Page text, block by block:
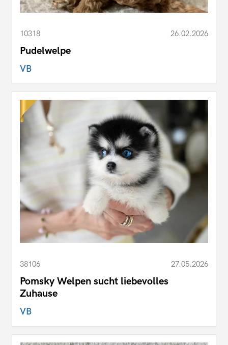
10318 26.02.2026
Pudelwelpe
VB
38106 27.05.2026
Pomsky Welpen sucht liebevolles
Zuhause
VB